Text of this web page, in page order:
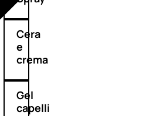
Cera
e
crema
Gel
capelli